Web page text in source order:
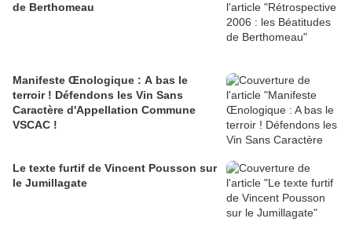
de Berthomeau
Manifeste Œnologique : A bas le
terroir ! Défendons les Vin Sans
Caractère d'Appellation Commune
VSCAC !
Le texte furtif de Vincent Pousson sur
le Jumillagate